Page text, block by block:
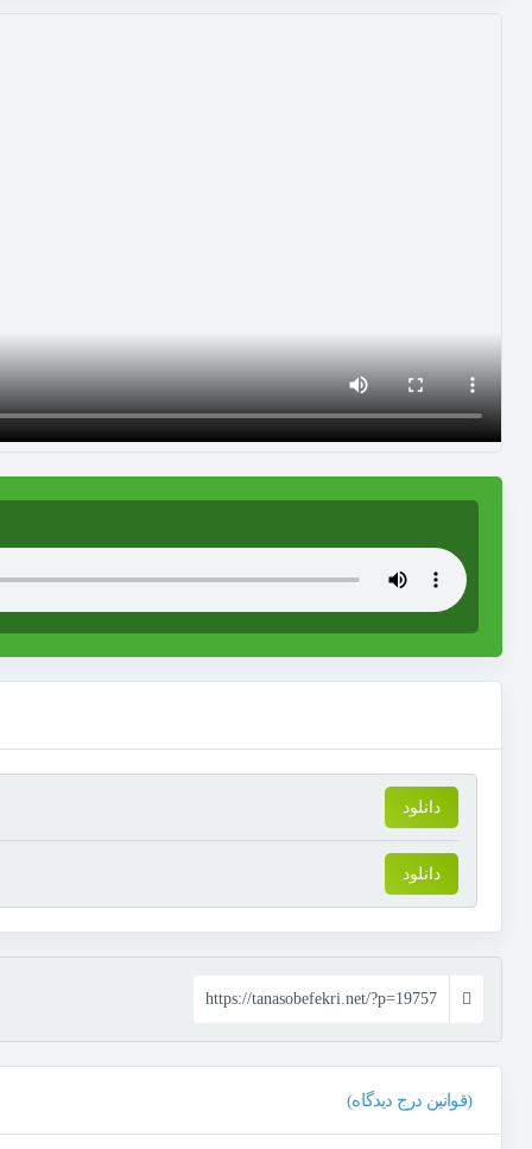
دانلود
دانلود
https://tanasobefekri.net/?p=19757
(قوانین درج دیدگاه)